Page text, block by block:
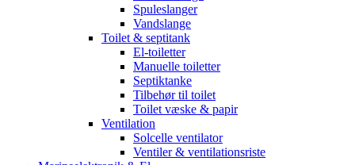
Spuleslanger
Vandslange
Toilet & septitank
El-toiletter
Manuelle toiletter
Septiktanke
Tilbehør til toilet
Toilet væske & papir
Ventilation
Solcelle ventilator
Ventiler & ventilationsriste